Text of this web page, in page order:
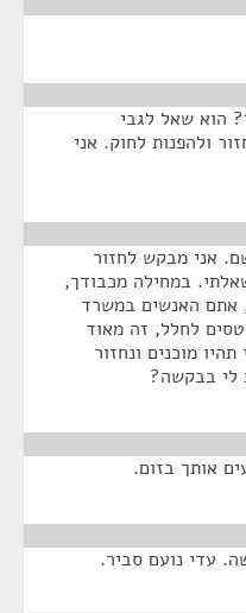
הוא שאל לגבי
ולהפנות לחוק. אני
אני מבקש לחזור
במחילה מכבודך,
אתם האנשים במשרד
טסים לחלל, זה מאוד
מוכנים ונחזור
לי בבקשה?
אותך בזום.
עדי נועם סביר.